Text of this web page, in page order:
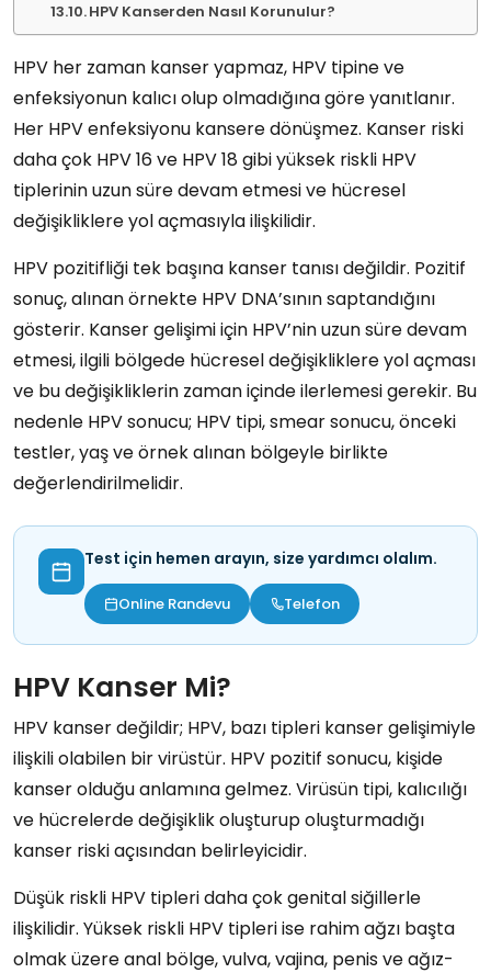
HPV Kanserden Nasıl Korunulur?
HPV her zaman kanser yapmaz, HPV tipine ve
enfeksiyonun kalıcı olup olmadığına göre yanıtlanır.
Her HPV enfeksiyonu kansere dönüşmez. Kanser riski
daha çok HPV 16 ve HPV 18 gibi yüksek riskli HPV
tiplerinin uzun süre devam etmesi ve hücresel
değişikliklere yol açmasıyla ilişkilidir.
HPV pozitifliği tek başına kanser tanısı değildir. Pozitif
sonuç, alınan örnekte HPV DNA’sının saptandığını
gösterir. Kanser gelişimi için HPV’nin uzun süre devam
etmesi, ilgili bölgede hücresel değişikliklere yol açması
ve bu değişikliklerin zaman içinde ilerlemesi gerekir. Bu
nedenle HPV sonucu; HPV tipi, smear sonucu, önceki
testler, yaş ve örnek alınan bölgeyle birlikte
değerlendirilmelidir.
Test için hemen arayın, size yardımcı olalım.
Online Randevu Telefon
HPV Kanser Mi?
HPV kanser değildir; HPV, bazı tipleri kanser gelişimiyle
ilişkili olabilen bir virüstür. HPV pozitif sonucu, kişide
kanser olduğu anlamına gelmez. Virüsün tipi, kalıcılığı
ve hücrelerde değişiklik oluşturup oluşturmadığı
kanser riski açısından belirleyicidir.
Düşük riskli HPV tipleri daha çok genital siğillerle
ilişkilidir. Yüksek riskli HPV tipleri ise rahim ağzı başta
olmak üzere anal bölge, vulva, vajina, penis ve ağız-